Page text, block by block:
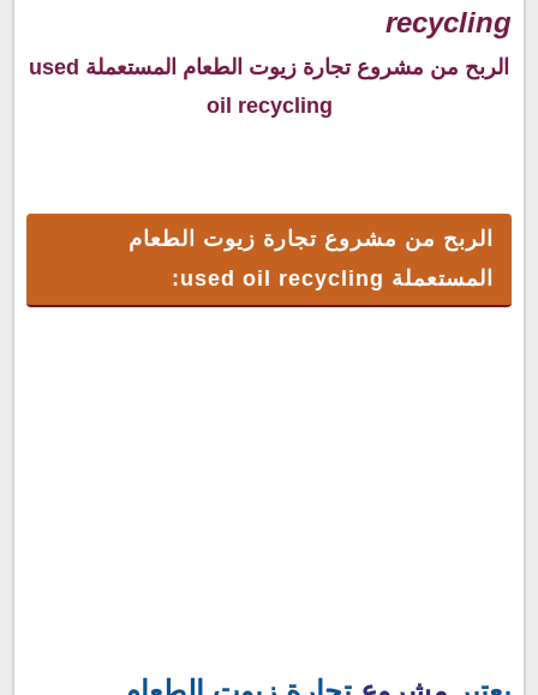
recycling
الربح من مشروع تجارة زيوت الطعام المستعملة used
oil recycling
الربح من مشروع تجارة زيوت الطعام
المستعملة used oil recycling: